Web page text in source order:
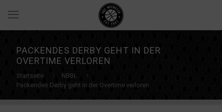
PACKENDES DERBY GEHT IN DER
OVERTIME VERLOREN
Startseite
NBBL
Packendes Derby geht in der Overtime verloren